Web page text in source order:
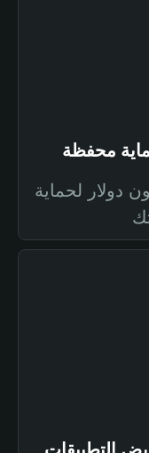
بقيمة 300 مليون دولار لحماية